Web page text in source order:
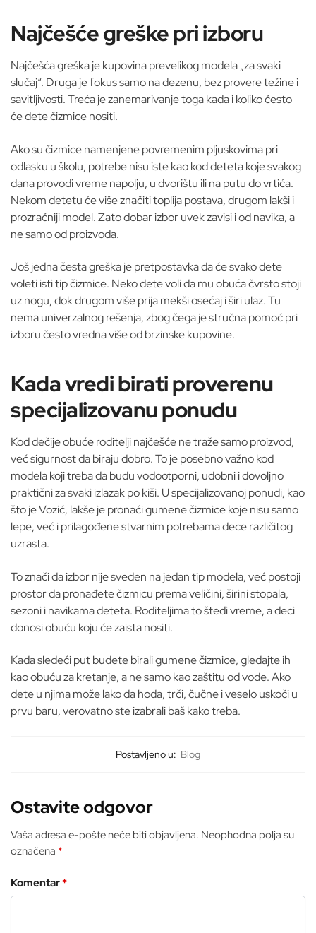
Najčešće greške pri izboru
Najčešća greška je kupovina prevelikog modela „za svaki
slučaj“. Druga je fokus samo na dezenu, bez provere težine i
savitljivosti. Treća je zanemarivanje toga kada i koliko često
će dete čizmice nositi.
Ako su čizmice namenjene povremenim pljuskovima pri
odlasku u školu, potrebe nisu iste kao kod deteta koje svakog
dana provodi vreme napolju, u dvorištu ili na putu do vrtića.
Nekom detetu će više značiti toplija postava, drugom lakši i
prozračniji model. Zato dobar izbor uvek zavisi i od navika, a
ne samo od proizvoda.
Još jedna česta greška je pretpostavka da će svako dete
voleti isti tip čizmice. Neko dete voli da mu obuća čvrsto stoji
uz nogu, dok drugom više prija mekši osećaj i širi ulaz. Tu
nema univerzalnog rešenja, zbog čega je stručna pomoć pri
izboru često vredna više od brzinske kupovine.
Kada vredi birati proverenu
specijalizovanu ponudu
Kod dečije obuće roditelji najčešće ne traže samo proizvod,
već sigurnost da biraju dobro. To je posebno važno kod
modela koji treba da budu vodootporni, udobni i dovoljno
praktični za svaki izlazak po kiši. U specijalizovanoj ponudi, kao
što je Vozić, lakše je pronaći gumene čizmice koje nisu samo
lepe, već i prilagođene stvarnim potrebama dece različitog
uzrasta.
To znači da izbor nije sveden na jedan tip modela, već postoji
prostor da pronađete čizmicu prema veličini, širini stopala,
sezoni i navikama deteta. Roditeljima to štedi vreme, a deci
donosi obuću koju će zaista nositi.
Kada sledeći put budete birali gumene čizmice, gledajte ih
kao obuću za kretanje, a ne samo kao zaštitu od vode. Ako
dete u njima može lako da hoda, trči, čučne i veselo uskoči u
prvu baru, verovatno ste izabrali baš kako treba.
Postavljeno u: Blog
Ostavite odgovor
Vaša adresa e-pošte neće biti objavljena. Neophodna polja su
označena *
Komentar*